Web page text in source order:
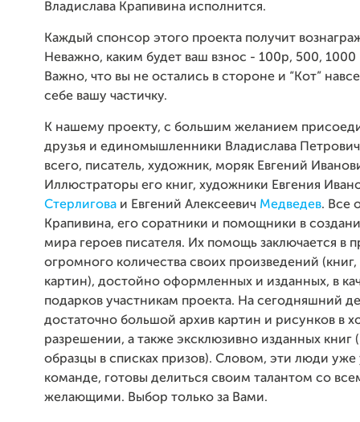
Владислава Крапивина исполнится.
Каждый спонсор этого проекта получит
Неважно, каким будет ваш взнос - 100р, 500,
Важно, что вы не остались в стороне и “Кот”
себе вашу частичку.
К нашему проекту, с большим желанием
друзья и единомышленники Владислава
всего, писатель, художник, моряк Евгений
Иллюстраторы его книг, художники Евгения
Стерлигова и Евгений Алексеевич Медведев. Все
Крапивина, его соратники и помощники в
мира героев писателя. Их помощь заключается в
огромного количества своих произведений
картин), достойно оформленных и изданных, в
подарков участникам проекта. На сегодняшний
достаточно большой архив картин и рисунков в
разрешении, а также эксклюзивно изданных книг
образцы в списках призов). Словом, эти люди уже
команде, готовы делиться своим талантом со
желающими. Выбор только за Вами.